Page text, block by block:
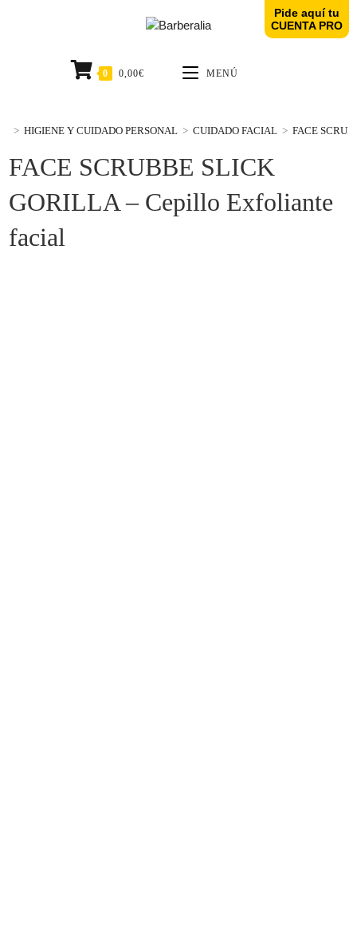
0 0,00€ MENÚ
FACE SCRUBBE SLICK
GORILLA – Cepillo Exfoliante
facial
> HIGIENE Y CUIDADO PERSONAL > CUIDADO FACIAL > FACE
Pide aquí tu
CUENTA PRO